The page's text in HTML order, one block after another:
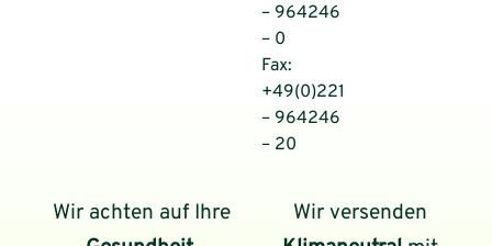
– 964246
– 0
Fax:
+49(0)221
– 964246
– 20
Wir achten auf Ihre
Wir versenden